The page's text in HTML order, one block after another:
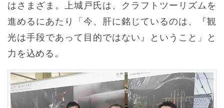
はさまざま。上城戸氏は、クラフトツーリズムを
進めるにあたり「今、肝に銘じているのは、『観
光は手段であって目的ではない』ということ」と
力を込める。